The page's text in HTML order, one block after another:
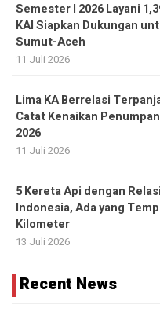
Semester I 2026 Layani
KAI Siapkan Dukungan
Sumut-Aceh
11 Juli 2026
Lima KA Berrelasi
Catat Kenaikan
2026
11 Juli 2026
5 Kereta Api dengan
Indonesia, Ada yang
Kilometer
13 Juli 2026
Recent News